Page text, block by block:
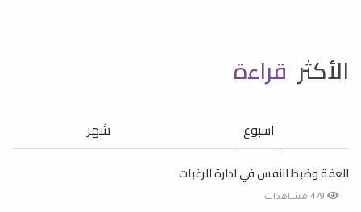
الأكثر قراءة
اسبوع شهر
العفة وضبط النفس في ادارة الرغبات